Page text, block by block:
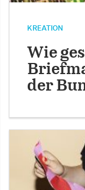
KREATION
Wie
der